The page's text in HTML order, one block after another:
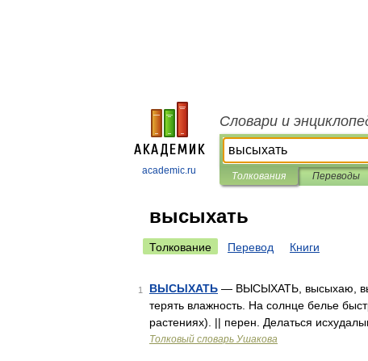
academic.ru
Словари и
Толкования Переводы
высыхать
Толкование Перевод Книги
1 ВЫСЫХАТЬ — ВЫСЫХАТЬ, высыхаю,
терять влажность. На солнце белье
растениях). || перен. Делаться
Толковый словарь Ушакова